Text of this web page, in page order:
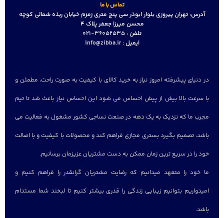
تماس با ما
آدرس: تهران پیروزی بلوار ابوذر سی پنج متری زمزم خیابان ربذه شمالی کوچه
محسن میرزا جعفر پلاک 4
تلفن : 36052535-021
ایمیل :info@zibba.ir
در دنیای پیشرفته امروز نیاز به خرید کالای با کیفیت به صورت راحت، مطمئن و
با سرعت بالا بیش از پیش احساس می شود این احساس نیاز باعث شد تا تیم
مجرب ما که نزدیک به یک دهه در صنعت نساجی کشور مشغول به فعالیت می
باشد، تصمیم بگیرد بستری مجازی فراهم کند و محصولات با کیفیت و با اصالت
خود را در سریع ترین زمان ممکن به دست مشتریان عزیزمان برسانیم.
ما خود را متعهد میدانیم که رضایت مشتریان گرانقدر را فراهم کنیم و
امیدواریم بتوانیم زیبایی زندگی را قدری بیشتر کنیم تا لبخند شما مستدام
باشد.